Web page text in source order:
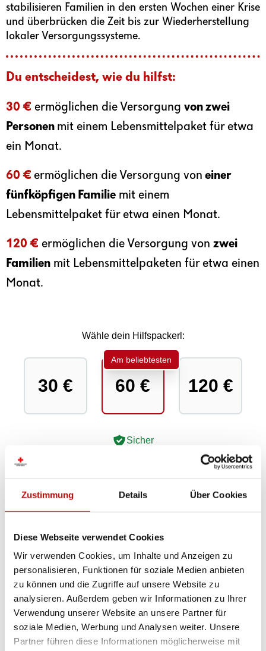
Zustimmung Details Über Cookies
Diese Webseite verwendet Cookies
Wir verwenden Cookies, um Inhalte und Anzeigen zu
personalisieren, Funktionen für soziale Medien anbieten
zu können und die Zugriffe auf unsere Website zu
analysieren. Außerdem geben wir Informationen zu Ihrer
Verwendung unserer Website an unsere Partner für
soziale Medien, Werbung und Analysen weiter. Unsere
Partner führen diese Informationen möglicherweise mit
stabilisieren Familien in den ersten Wochen einer Krise
und überbrücken die Zeit bis zur Wiederherstellung
lokaler Versorgungssysteme.
Du entscheidest, wie du hilfst:
30 € ermöglichen die Versorgung von zwei
Personen mit einem Lebensmittelpaket für etwa
ein Monat.
60 € ermöglichen die Versorgung von einer
fünfköpfigen Familie mit einem
Lebensmittelpaket für etwa einen Monat.
120 € ermöglichen die Versorgung von zwei
Familien mit Lebensmittelpaketen für etwa einen
Monat.
Wähle dein Hilfspackerl:
30 € 60 €
Am beliebtesten
120 €
Sicher
Die Rotkreuz-Katastrophenhilfe ist in Österreich und
weltweit im Einsatz. Bei internationalen
Katastrophen ergänzt das Österreichische Rote
Kreuz die Kapazitäten der lokalen Rotkreuz- oder
Rothalbmond Gesellschaft mit dem, was national
oder regional gerade nicht verfügbar ist. Dazu
gehören unter anderem die Bereitstellung von